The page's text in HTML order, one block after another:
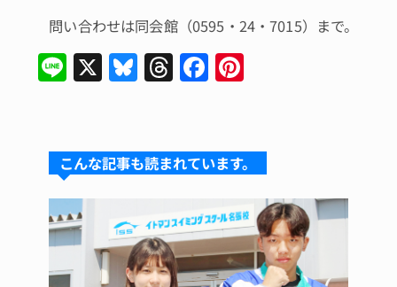
問い合わせは同会館（0595・24・7015）まで。
Li
n
X Bl
u
s
k
T
hr
a
d
s
F
a
e
b
o
o
k
re
st
こんな記事も読まれています。